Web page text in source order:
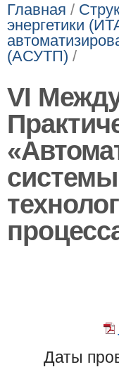
Главная /
энергетики
(АСУТП) /
VI
Даты